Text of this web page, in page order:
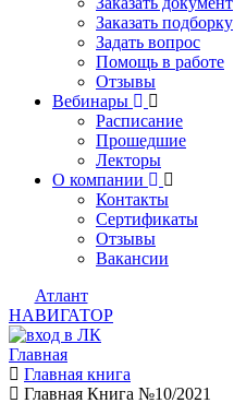
Заказать подборку
Задать вопрос
Помощь в работе
Отзывы
Вебинары
Расписание
Прошедшие
Лекторы
О компании
Контакты
Сертификаты
Отзывы
Вакансии
Атлант
НАВИГАТОР
Главная
Главная книга
Главная Книга №10/2021